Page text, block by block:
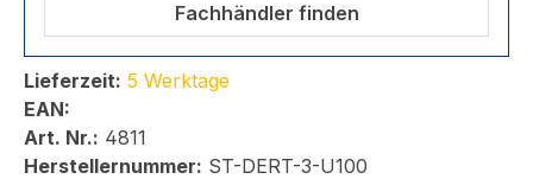
Fachhändler finden
Lieferzeit: 5 Werktage
EAN:
Art. Nr.: 4811
Herstellernummer: ST-DERT-3-U100